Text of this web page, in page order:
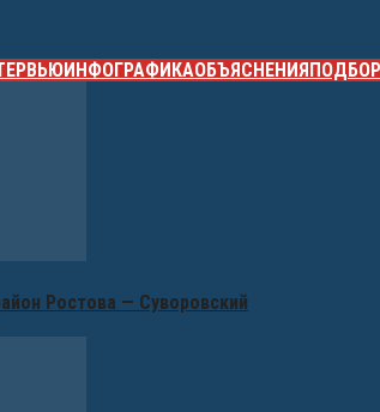
ИНФОГРАФИКАОБЪЯСНЕНИЯ
Ростова — Суворовский